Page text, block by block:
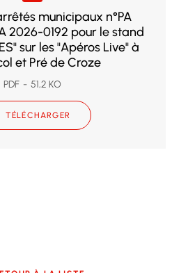
municipaux n°PA
2026-0192 pour le stand
sur les "Apéros Live" à
et Pré de Croze
PDF 51,2 KO
TÉLÉCHARGER